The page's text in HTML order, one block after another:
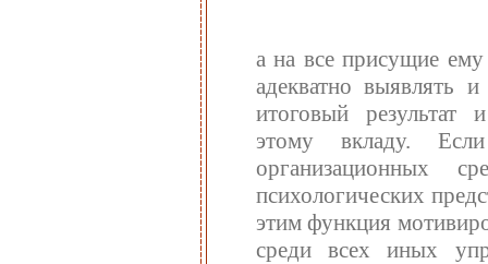
а на все присущие
адекватно выявлять
итоговый результат
этому вкладу.
организационных
психологических
этим функция
среди всех иных